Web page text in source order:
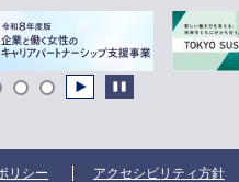
リシー アクセシビリティ方針